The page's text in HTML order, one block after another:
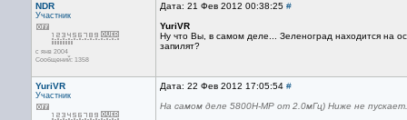
NDR
Участник
с янв 2004
Сообщений: 1358
Дата: 21 Фев 2012 00:38:25 #
YuriVR
Ну что Вы, в самом деле... Зеленоград находится на
запилят?
YuriVR
Участник
Дата: 22 Фев 2012 17:05:54 #
На самом деле 5800Н-МР от 2.0мГц) Ниже не пускает.